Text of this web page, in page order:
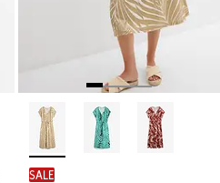
SALE